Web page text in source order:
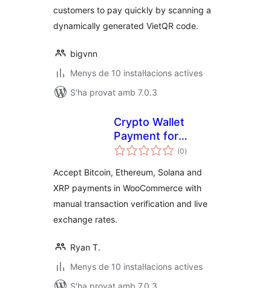
customers to pay quickly by scanning a
dynamically generated VietQR code.
bigvnn
Menys de 10 instal·lacions actives
S'ha provat amb 7.0.3
Crypto Wallet
Payment for
WooCommerce
(0puntuacions
totals
)
Accept Bitcoin, Ethereum, Solana and
XRP payments in WooCommerce with
manual transaction verification and live
exchange rates.
Ryan T.
Menys de 10 instal·lacions actives
S'ha provat amb 7.0.3